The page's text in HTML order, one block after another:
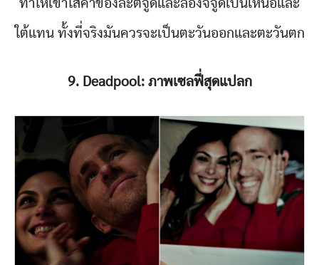
ทำให้เขาใส่ค่าของละติจูดและลองจิจูดเป็นเหนือและ
ใต้แทน ทั้งที่จริงมันควรจะเป็นตะวันออกและตะวันตก
9. Deadpool: ภาพเซลฟี่สุดแปลก